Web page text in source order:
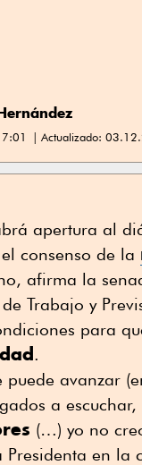
Actualizado:
apertura al
consenso de la
afirma la
Trabajo y
para
.
puede avanzar
a escuchar,
(…) yo no
Presidenta en la